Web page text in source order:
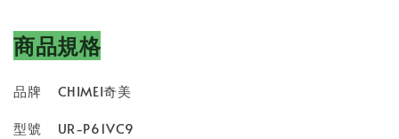
商品規格
品牌
CHIMEI奇美
型號
UR-P61VC9